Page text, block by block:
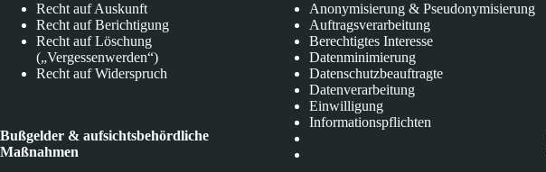
Recht auf Auskunft
Recht auf Berichtigung
Recht auf Löschung
(„Vergessenwerden“)
Recht auf Widerspruch
Bußgelder & aufsichtsbehördliche
Maßnahmen
Anonymisierung & Pseudonymisierung
Auftragsverarbeitung
Berechtigtes Interesse
Datenminimierung
Datenschutzbeauftragte
Datenverarbeitung
Einwilligung
Informationspflichten